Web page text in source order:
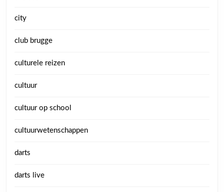
city
club brugge
culturele reizen
cultuur
cultuur op school
cultuurwetenschappen
darts
darts live